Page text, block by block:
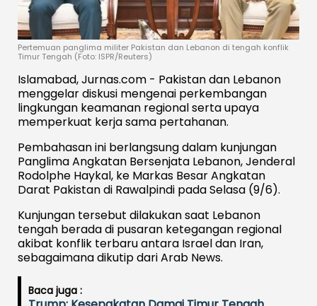
Pertemuan panglima militer Pakistan dan Lebanon di tengah konflik
Timur Tengah (Foto: ISPR/Reuters)
Islamabad, Jurnas.com - Pakistan dan Lebanon
menggelar diskusi mengenai perkembangan
lingkungan keamanan regional serta upaya
memperkuat kerja sama pertahanan.
Pembahasan ini berlangsung dalam kunjungan
Panglima Angkatan Bersenjata Lebanon, Jenderal
Rodolphe Haykal, ke Markas Besar Angkatan
Darat Pakistan di Rawalpindi pada Selasa (9/6).
Kunjungan tersebut dilakukan saat Lebanon
tengah berada di pusaran ketegangan regional
akibat konflik terbaru antara Israel dan Iran,
sebagaimana dikutip dari Arab News.
Baca juga :